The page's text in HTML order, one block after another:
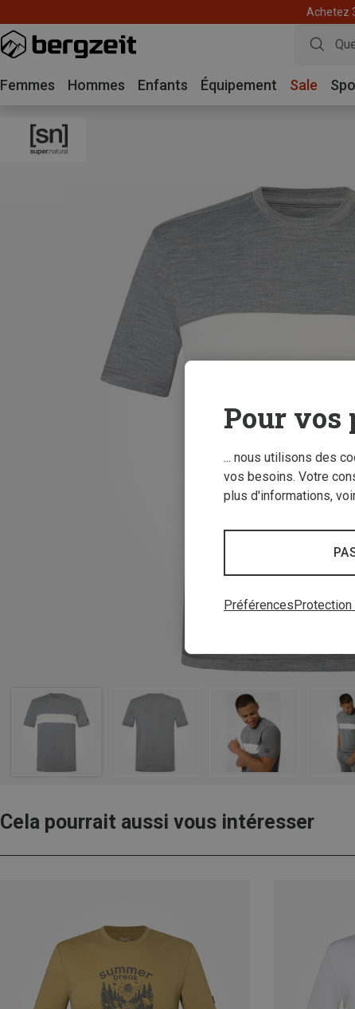
Achetez
Femmes Hommes Enfants Équipement Sale
Cela pourrait aussi vous intéresser
Pour vos
... nous utilisons des
vos besoins. Votre
plus d'informations,
Préférences